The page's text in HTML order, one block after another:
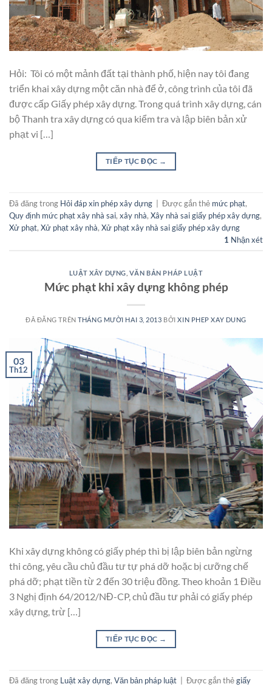
Hỏi: Tôi có một mảnh đất tại thành phố, hiện nay tôi đang
triển khai xây dựng một căn nhà để ở, công trình của tôi đã
được cấp Giấy phép xây dựng. Trong quá trình xây dựng, cán
bộ Thanh tra xây dựng có qua kiểm tra và lập biên bản xử
phạt vi […]
TIẾP TỤC ĐỌC →
Đã đăng trong Hỏi đáp xin phép xây dựng | Được gắn thẻ mức phạt,
Quy định mức phạt xây nhà sai, xây nhà, Xây nhà sai giấy phép xây dựng,
Xử phạt, Xử phạt xây nhà, Xử phạt xây nhà sai giấy phép xây dựng
1 Nhận xét
LUẬT XÂY DỰNG VĂN BẢN PHÁP LUẬT
Mức phạt khi xây dựng không phép
ĐÃ ĐĂNG TRÊNTHÁNG MƯỜI HAI 3, 2013 BỞIXIN PHEP XAY DUNG
03
Th12
Khi xây dựng không có giấy phép thì bị lập biên bản ngừng
thi công, yêu cầu chủ đầu tư tự phá dỡ hoặc bị cưỡng chế
phá dỡ; phạt tiền từ 2 đến 30 triệu đồng. Theo khoản 1 Điều
3 Nghị định 64/2012/NĐ-CP, chủ đầu tư phải có giấy phép
xây dựng, trừ […]
TIẾP TỤC ĐỌC →
Đã đăng trong Luật xây dựng, Văn bản pháp luật Được gắn thẻgiấy